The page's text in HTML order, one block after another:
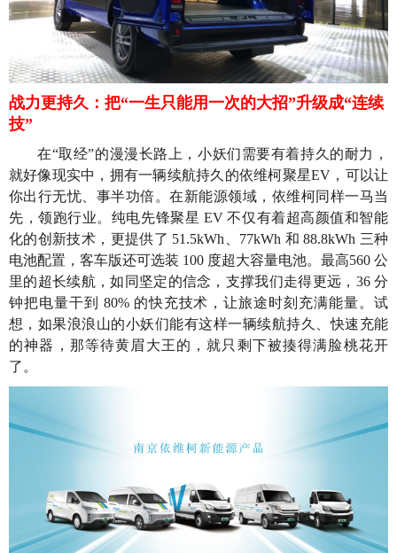
战力更持久：把“一生只能用一次的大招”升级成“连续
技”
在“取经”的漫漫长路上，小妖们需要有着持久的耐力，
就好像现实中，拥有一辆续航持久的依维柯聚星EV，可以让
你出行无忧、事半功倍。在新能源领域，依维柯同样一马当
先，领跑行业。纯电先锋聚星 EV 不仅有着超高颜值和智能
化的创新技术，更提供了 51.5kWh、77kWh 和 88.8kWh 三种
电池配置，客车版还可选装 100 度超大容量电池。最高560 公
里的超长续航，如同坚定的信念，支撑我们走得更远，36 分
钟把电量干到 80% 的快充技术，让旅途时刻充满能量。试
想，如果浪浪山的小妖们能有这样一辆续航持久、快速充能
的神器，那等待黄眉大王的，就只剩下被揍得满脸桃花开
了。